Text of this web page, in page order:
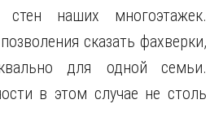
наших многоэтажек.
сказать фахверки,
для одной семьи.
в этом случае не столь